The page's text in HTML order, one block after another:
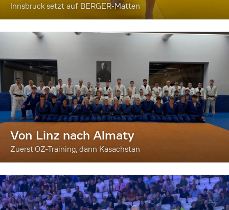
Innsbruck setzt auf BERGER-Matten
Von Linz nach Almaty
Zuerst OZ-Training, dann Kasachstan